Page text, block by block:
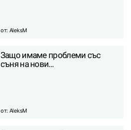
от: AleksM
Защо имаме проблеми със
съня на нови…
от: AleksM